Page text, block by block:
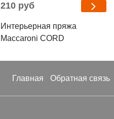
210 руб
Интерьерная пряжа
Maccaroni CORD
Главная Обратная связь